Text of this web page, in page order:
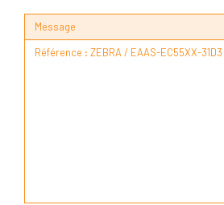
Message